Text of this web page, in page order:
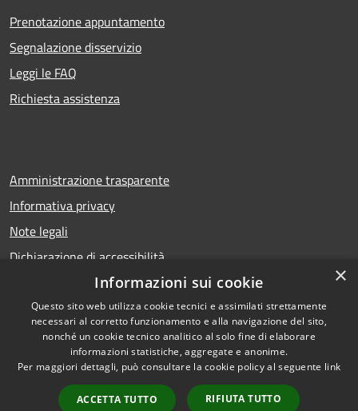
Prenotazione appuntamento
Segnalazione disservizio
Leggi le FAQ
Richiesta assistenza
Amministrazione trasparente
Informativa privacy
Note legali
Dichiarazione di accessibilità
RSS
Accessibilità
Privacy
Mappa del sito
Copyright © 2026 • Comune di
Calcio • Powered by
Municipium•Accesso
redazione
×
Informazioni sui cookie
Questo sito web utilizza cookie tecnici e assimilati strettamente
necessari al corretto funzionamento e alla navigazione del sito,
nonché un cookie tecnico analitico al solo fine di elaborare
informazioni statistiche, aggregate e anonime.
Per maggiori dettagli, può consultare la cookie policy al seguente link
ACCETTA TUTTO RIFIUTA TUTTO